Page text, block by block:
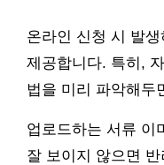
온라인 신청 시 발
제공합니다. 특히,
법을 미리 파악해두
업로드하는 서류 이
잘 보이지 않으면